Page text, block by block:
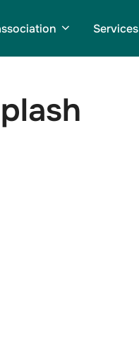
Services